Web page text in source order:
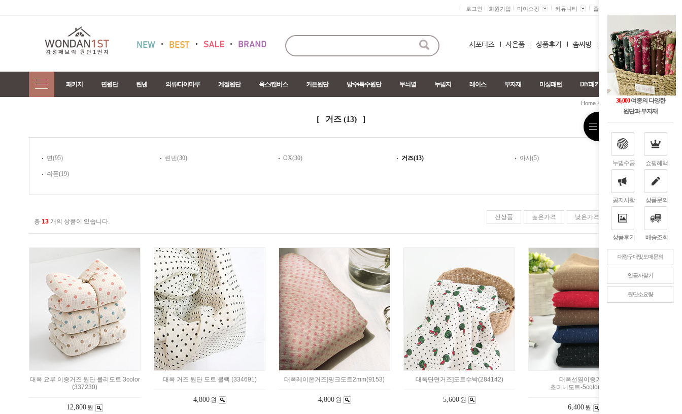
36,000여종의 다양한
원단과 부자재
누빔수공 쇼핑혜택
공지사항 상품문의
상품후기 배송조회
대량구매및도매문의
입금자찾기
원단소요량
로그인 회원가입 마이쇼핑 커뮤니티 즐겨찾기 +
0
패키지 면원단 린넨 의류/다이마루 계절원단 옥스/캔버스 커튼원단 방수/특수원단 무늬별 누빔지 레이스 부자재 미싱패턴 DIY패키지
Home > 무늬별>도트>거즈
[ 거즈 (13) ]
면(95) 린넨(30) OX(30) 거즈(13) 아사(5)
쉬폰(19)
총 13 개의 상품이 있습니다.
신상품 높은가격 낮은가격 판매순위
대폭 요루 이중거즈 원단 롤리도트 3color
(337230)
12,800 원
대폭 거즈 원단 도트 블랙 (334691)
4,800 원
대폭레이온거즈]핑크도트2mm(9153)
4,800 원
대폭단면거즈]도트수박(284142)
5,600 원
대폭선염이중거즈]
초미니도트-5color(6281)
6,400 원